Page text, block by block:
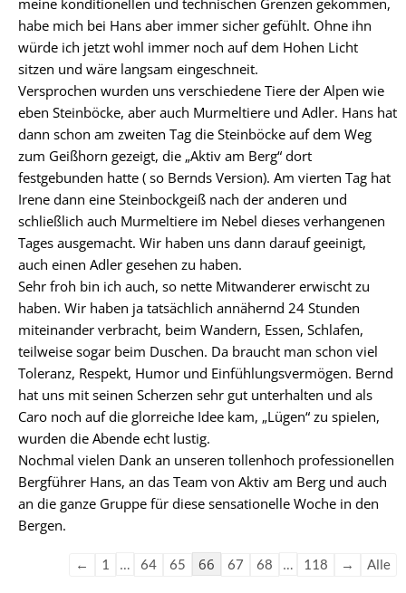
meine konditionellen und technischen Grenzen gekommen,
habe mich bei Hans aber immer sicher gefühlt. Ohne ihn
würde ich jetzt wohl immer noch auf dem Hohen Licht
sitzen und wäre langsam eingeschneit.
Versprochen wurden uns verschiedene Tiere der Alpen wie
eben Steinböcke, aber auch Murmeltiere und Adler. Hans hat
dann schon am zweiten Tag die Steinböcke auf dem Weg
zum Geißhorn gezeigt, die „Aktiv am Berg“ dort
festgebunden hatte ( so Bernds Version). Am vierten Tag hat
Irene dann eine Steinbockgeiß nach der anderen und
schließlich auch Murmeltiere im Nebel dieses verhangenen
Tages ausgemacht. Wir haben uns dann darauf geeinigt,
auch einen Adler gesehen zu haben.
Sehr froh bin ich auch, so nette Mitwanderer erwischt zu
haben. Wir haben ja tatsächlich annähernd 24 Stunden
miteinander verbracht, beim Wandern, Essen, Schlafen,
teilweise sogar beim Duschen. Da braucht man schon viel
Toleranz, Respekt, Humor und Einfühlungsvermögen. Bernd
hat uns mit seinen Scherzen sehr gut unterhalten und als
Caro noch auf die glorreiche Idee kam, „Lügen“ zu spielen,
wurden die Abende echt lustig.
Nochmal vielen Dank an unseren tollenhoch professionellen
Bergführer Hans, an das Team von Aktiv am Berg und auch
an die ganze Gruppe für diese sensationelle Woche in den
Bergen.
← 1 … 64 65 66 67 68 … 118 → Alle